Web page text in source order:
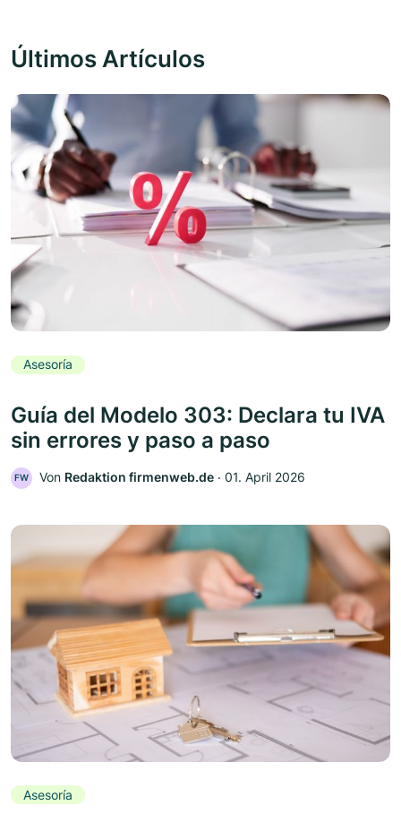
Últimos Artículos
Asesoría
Guía del Modelo 303: Declara tu IVA
sin errores y paso a paso
FW Von Redaktion firmenweb.de ‧ 01. April 2026
Asesoría